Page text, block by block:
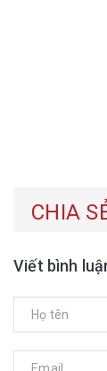
CHIA
Viết bình